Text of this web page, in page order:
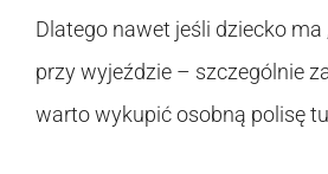
Dlatego nawet jeśli dziecko ma
przy wyjeździe – szczególnie
warto wykupić osobną polisę